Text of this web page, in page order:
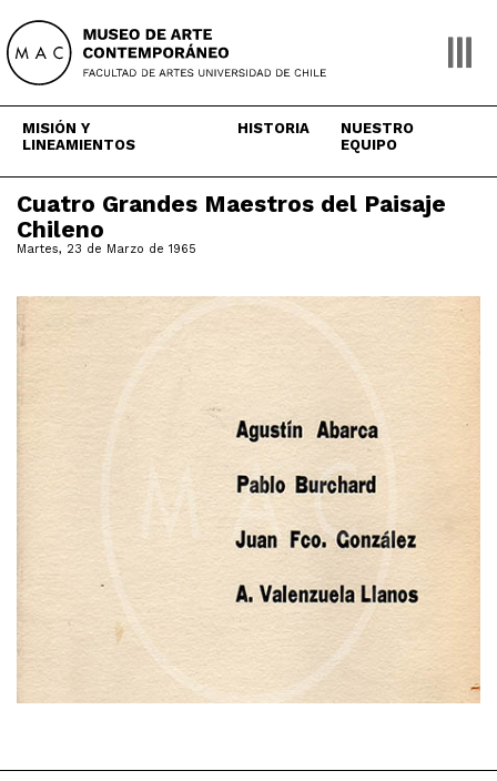
content
MISIÓN Y
LINEAMIENTOS
HISTORIA
NUESTRO
EQUIPO
Cuatro Grandes Maestros del Paisaje
Chileno
Martes, 23 de Marzo de 1965